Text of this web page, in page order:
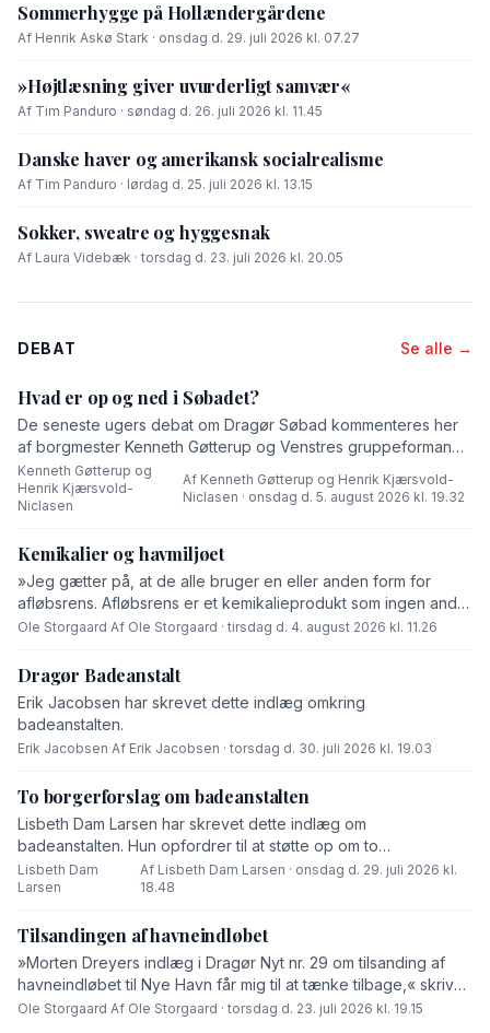
Sommerhygge på Hollændergårdene
Af Henrik Askø Stark · onsdag d. 29. juli 2026 kl. 07.27
»Højtlæsning giver uvurderligt samvær«
Af Tim Panduro · søndag d. 26. juli 2026 kl. 11.45
Danske haver og amerikansk socialrealisme
Af Tim Panduro · lørdag d. 25. juli 2026 kl. 13.15
Sokker, sweatre og hyggesnak
Af Laura Videbæk · torsdag d. 23. juli 2026 kl. 20.05
DEBAT Se alle →
Hvad er op og ned i Søbadet?
De seneste ugers debat om Dragør Søbad kommenteres her
af borgmester Kenneth Gøtterup og Venstres gruppeformand
Henrik Kjærsvold-Niclasen.
Kenneth Gøtterup og
Henrik Kjærsvold-
Niclasen
·
Af Kenneth Gøtterup og Henrik Kjærsvold-
Niclasen · onsdag d. 5. august 2026 kl. 19.32
Kemikalier og havmiljøet
»Jeg gætter på, at de alle bruger en eller anden form for
afløbsrens. Afløbsrens er et kemikalieprodukt som ingen andre
end fabrikanten ved hvad består af,« skriver Ole Storgaard i
Ole Storgaard·Af Ole Storgaard · tirsdag d. 4. august 2026 kl. 11.26
Dragør Badeanstalt
Erik Jacobsen har skrevet dette indlæg omkring
badeanstalten.
Erik Jacobsen·Af Erik Jacobsen · torsdag d. 30. juli 2026 kl. 19.03
To borgerforslag om badeanstalten
Lisbeth Dam Larsen har skrevet dette indlæg om
badeanstalten. Hun opfordrer til at støtte op om to
borgerforslag.
Lisbeth Dam
Larsen
·
Af Lisbeth Dam Larsen · onsdag d. 29. juli 2026 kl.
18.48
Tilsandingen af havneindløbet
»Morten Dreyers indlæg i Dragør Nyt nr. 29 om tilsanding af
havneindløbet til Nye Havn får mig til at tænke tilbage,« skriver
Ole Storgaard i dette debatindlæg.
Ole Storgaard·Af Ole Storgaard · torsdag d. 23. juli 2026 kl. 19.15